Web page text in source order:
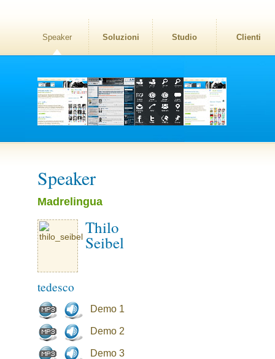
Speaker Soluzioni Studio Clienti
Speaker
Madrelingua
Thilo
Seibel
tedesco
Demo 1
Demo 2
Demo 3